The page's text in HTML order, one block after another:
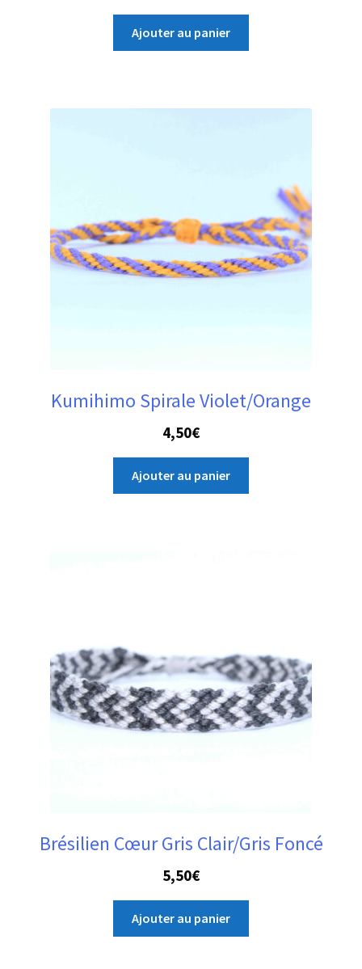
Ajouter au panier
Kumihimo Spirale Violet/Orange
4,50€
Ajouter au panier
Brésilien Cœur Gris Clair/Gris Foncé
5,50€
Ajouter au panier